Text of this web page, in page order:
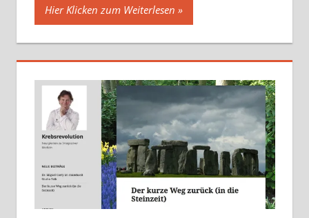
Hier Klicken zum Weiterlesen